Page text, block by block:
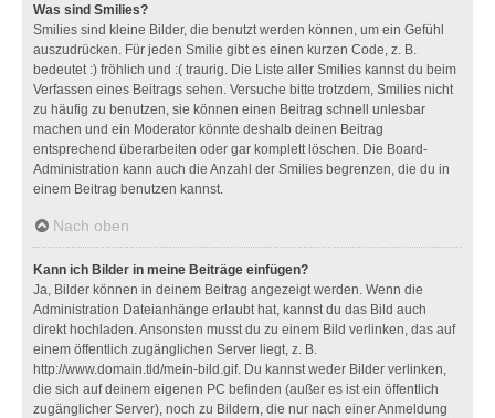
Was sind Smilies?
Smilies sind kleine Bilder, die benutzt werden können, um ein Gefühl
auszudrücken. Für jeden Smilie gibt es einen kurzen Code, z. B.
bedeutet :) fröhlich und :( traurig. Die Liste aller Smilies kannst du beim
Verfassen eines Beitrags sehen. Versuche bitte trotzdem, Smilies nicht
zu häufig zu benutzen, sie können einen Beitrag schnell unlesbar
machen und ein Moderator könnte deshalb deinen Beitrag
entsprechend überarbeiten oder gar komplett löschen. Die Board-
Administration kann auch die Anzahl der Smilies begrenzen, die du in
einem Beitrag benutzen kannst.
Nach oben
Kann ich Bilder in meine Beiträge einfügen?
Ja, Bilder können in deinem Beitrag angezeigt werden. Wenn die
Administration Dateianhänge erlaubt hat, kannst du das Bild auch
direkt hochladen. Ansonsten musst du zu einem Bild verlinken, das auf
einem öffentlich zugänglichen Server liegt, z. B.
http://www.domain.tld/mein-bild.gif. Du kannst weder Bilder verlinken,
die sich auf deinem eigenen PC befinden (außer es ist ein öffentlich
zugänglicher Server), noch zu Bildern, die nur nach einer Anmeldung